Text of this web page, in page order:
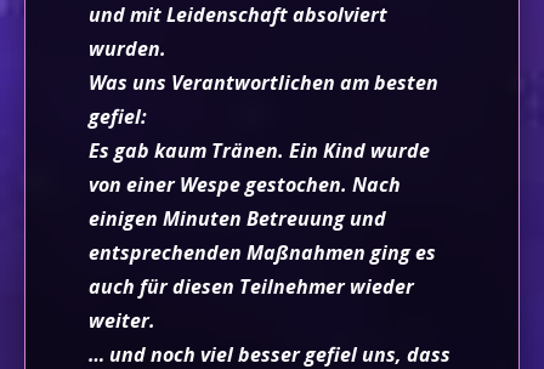
und mit Leidenschaft absolviert
wurden.
Was uns Verantwortlichen am besten
gefiel:
Es gab kaum Tränen. Ein Kind wurde
von einer Wespe gestochen. Nach
einigen Minuten Betreuung und
entsprechenden Maßnahmen ging es
auch für diesen Teilnehmer wieder
weiter.
… und noch viel besser gefiel uns, dass